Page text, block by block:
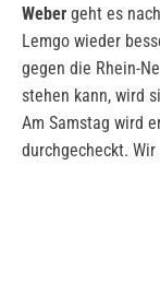
Weber geht es
Lemgo wieder
gegen die Rhein-
stehen kann, wird
Am Samstag wird
durchgecheckt.